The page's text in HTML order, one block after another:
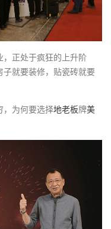
，正处于疯狂的上升阶
就要装修，贴瓷砖就要
，为何要选择地老板牌美